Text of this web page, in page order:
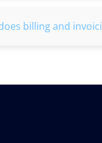
billing and